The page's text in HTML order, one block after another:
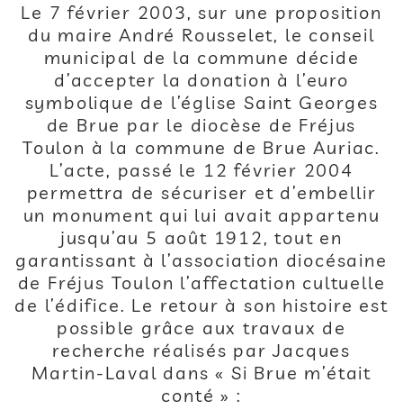
Le 7 février 2003, sur une proposition
du maire André Rousselet, le conseil
municipal de la commune décide
d’accepter la donation à l’euro
symbolique de l’église Saint Georges
de Brue par le diocèse de Fréjus
Toulon à la commune de Brue Auriac.
L’acte, passé le 12 février 2004
permettra de sécuriser et d’embellir
un monument qui lui avait appartenu
jusqu’au 5 août 1912, tout en
garantissant à l’association diocésaine
de Fréjus Toulon l’affectation cultuelle
de l’édifice. Le retour à son histoire est
possible grâce aux travaux de
recherche réalisés par Jacques
Martin-Laval dans « Si Brue m’était
conté » :